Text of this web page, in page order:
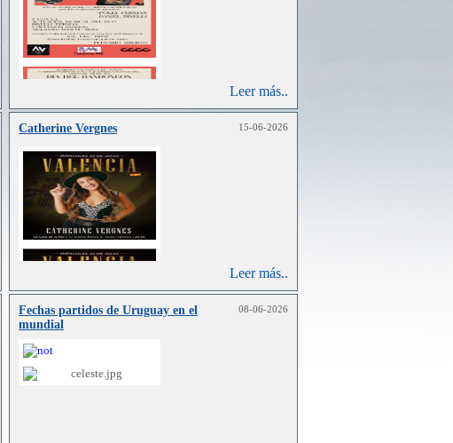
Leer más..
Catherine Vergnes 15-06-2026
Leer más..
Fechas partidos de Uruguay en el
mundial
08-06-2026